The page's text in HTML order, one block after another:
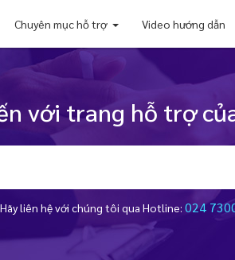
Chuyên mục hỗ trợ Video hướng dẫn
với trang hỗ trợ
liên hệ với chúng tôi qua Hotline: 024